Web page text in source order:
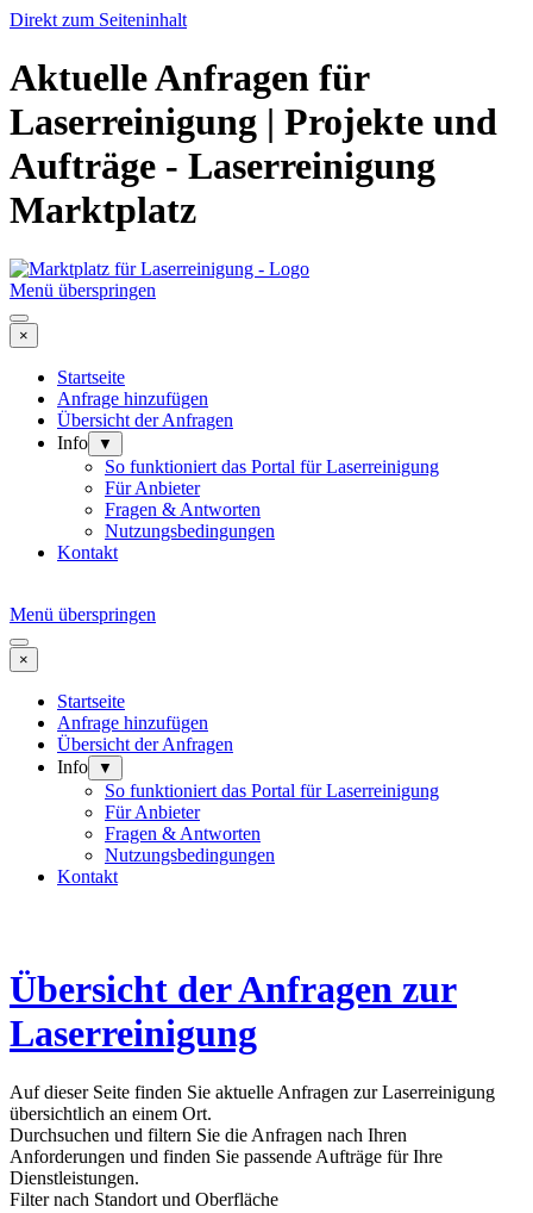
Direkt zum Seiteninhalt
Aktuelle Anfragen für
Laserreinigung | Projekte und
Aufträge - Laserreinigung
Marktplatz
Menü überspringen
×
Startseite
Anfrage hinzufügen
Übersicht der Anfragen
Info
▼
So funktioniert das Portal für Laserreinigung
Für Anbieter
Fragen & Antworten
Nutzungsbedingungen
Kontakt
Menü überspringen
×
Startseite
Anfrage hinzufügen
Übersicht der Anfragen
Info
▼
So funktioniert das Portal für Laserreinigung
Für Anbieter
Fragen & Antworten
Nutzungsbedingungen
Kontakt
Übersicht der Anfragen zur
Laserreinigung
Auf dieser Seite finden Sie aktuelle Anfragen zur Laserreinigung
übersichtlich an einem Ort.
Durchsuchen und filtern Sie die Anfragen nach Ihren
Anforderungen und finden Sie passende Aufträge für Ihre
Dienstleistungen.
Filter nach Standort und Oberfläche